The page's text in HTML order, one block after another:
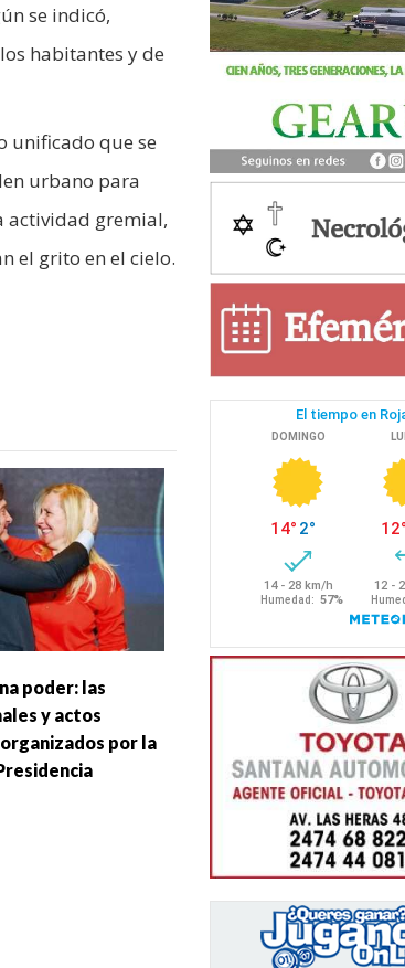
se indicó,
habitantes y de
unificado que se
urbano para
actividad gremial,
el grito en el cielo.
poder: las
y actos
por la